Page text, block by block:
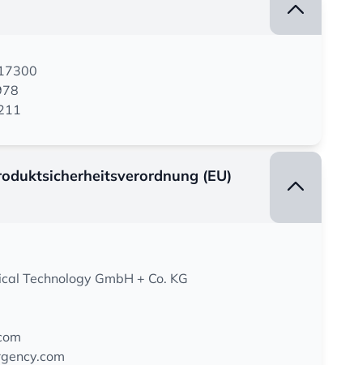
(EU)
Technology GmbH + Co. KG